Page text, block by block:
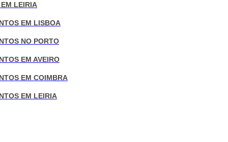
LEIRIA
EM LISBOA
NO PORTO
EM AVEIRO
EM COIMBRA
EM LEIRIA